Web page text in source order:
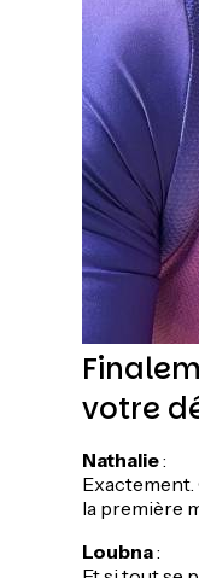
votre
Nathalie:
Exactement.
la première
Loubna: